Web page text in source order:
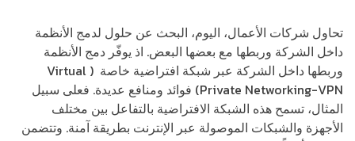
تحاول شركات الأعمال، اليوم، البحث عن حلول لدمج الأنظمة
داخل الشركة وربطها مع بعضها البعض. اذ يوفّر دمج الأنظمة
وربطها داخل الشركة عبر شبكة افتراضية خاصة ( Virtual
Private Networking-VPN) فوائد ومنافع عديدة. فعلى سبيل
المثال، تسمح هذه الشبكة الافتراضية بالتفاعل بين مختلف
الأجهزة والشبكات الموصولة عبر الإنترنت بطريقة آمنة. وتتضمن